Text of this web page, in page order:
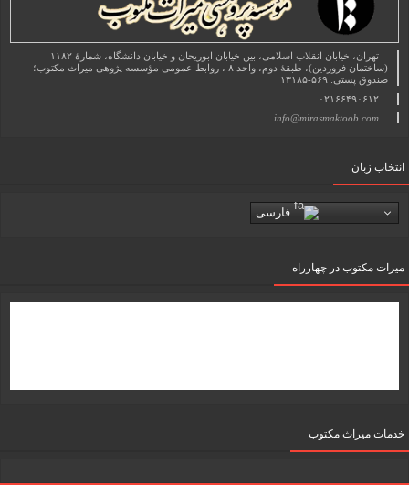
تهران، خیابان انقلاب اسلامی، بین خیابان ابوریحان و خیابان دانشگاه، شمارۀ ۱۱۸۲
(ساختمان فروردین)، طبقۀ دوم، واحد ۸ ، روابط عمومی مؤسسه پژوهی میراث مکتوب؛
صندوق پستی: ۵۶۹-۱۳۱۸۵
۰۲۱۶۶۴۹۰۶۱۲
info@mirasmaktoob.com
انتخاب زبان
فارسی
میرات مکتوب در چهارراه
خدمات میراث مکتوب